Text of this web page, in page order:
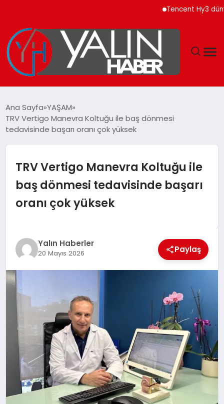
Tencent Hy3 dünya
SPOR
YAŞAM
TEKNOLOJİ
MAGAZİN
SAĞLIK
Ana Sayfa YAŞAM
TRV Vertigo Manevra Koltuğu ile baş dönmesi
tedavisinde başarı oranı çok yüksek
TRV Vertigo Manevra Koltuğu ile
baş dönmesi tedavisinde başarı
oranı çok yüksek
Yalın Haberler
20 Mayıs 2026 Paylaş